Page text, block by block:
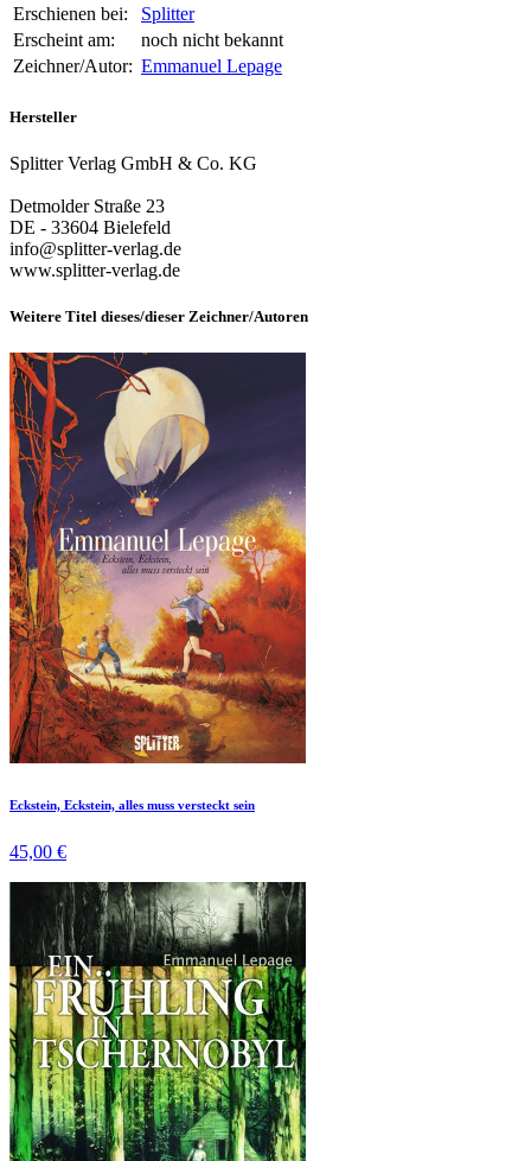
Erschienen bei:
Splitter
Erscheint am:
noch nicht bekannt
Zeichner/Autor: Emmanuel Lepage
Hersteller
Splitter Verlag GmbH & Co. KG
Detmolder Straße 23
DE - 33604 Bielefeld
info@splitter-verlag.de
www.splitter-verlag.de
Weitere Titel dieses/dieser Zeichner/Autoren
Eckstein, Eckstein, alles muss versteckt sein
45,00 €